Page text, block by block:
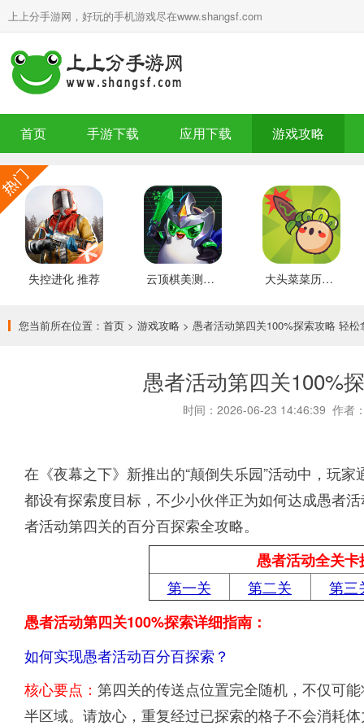
上上分手游网，好玩的手机游戏尽在www.shangsf.com
首页 手游下载 应用下载 游戏攻略
失控进化 推荐 云顶棋美测服 最新版 大头菜菜历险记 好玩的
您当前所在位置： 首页 > 游戏攻略 > 愚者活动第四关100%探索攻略 轻松
愚者活动第四关100%
时间：2026-06-23 14:46:39 作者
在《夜幕之下》新推出的“颠倒失乐园”活动中，玩
都设有探索度目标，不少小伙伴正为如何达成愚者
者活动第四关的百分百探索全攻略。
愚者活动全关
第一关
第二关
第三
愚者活动第四关100%探索详细指南：
如何实现愚者活动百分百探索？
核心要点： 第四关的传送点位置完全随机，不仅可
半区域。请放心，重复经过已探索的格子不会消耗